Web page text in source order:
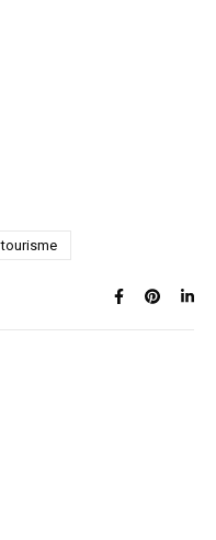
tourisme